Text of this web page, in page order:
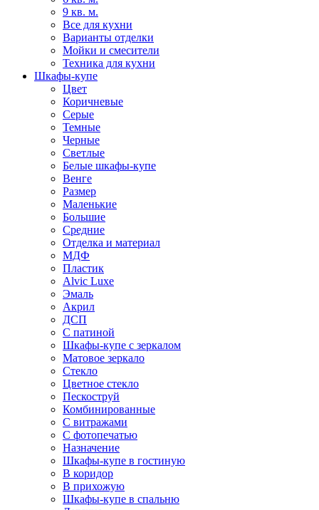
9 кв. м.
Все для кухни
Варианты отделки
Мойки и смесители
Техника для кухни
Шкафы-купе
Цвет
Коричневые
Серые
Темные
Черные
Светлые
Белые шкафы-купе
Венге
Размер
Маленькие
Большие
Средние
Отделка и материал
МДФ
Пластик
Alvic Luxe
Эмаль
Акрил
ДСП
С патиной
Шкафы-купе с зеркалом
Матовое зеркало
Стекло
Цветное стекло
Пескоструй
Комбинированные
С витражами
С фотопечатью
Назначение
Шкафы-купе в гостиную
В коридор
В прихожую
Шкафы-купе в спальню